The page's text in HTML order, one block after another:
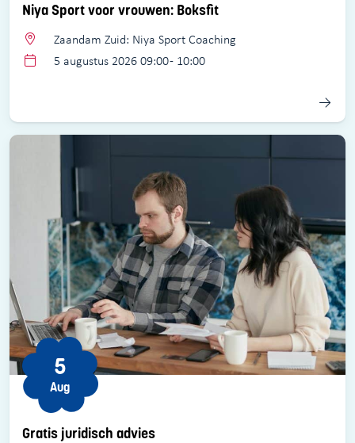
Niya Sport voor vrouwen: Boksfit
Zaandam Zuid: Niya Sport Coaching
5 augustus 2026 09:00 - 10:00
Gratis juridisch advies
5
Aug